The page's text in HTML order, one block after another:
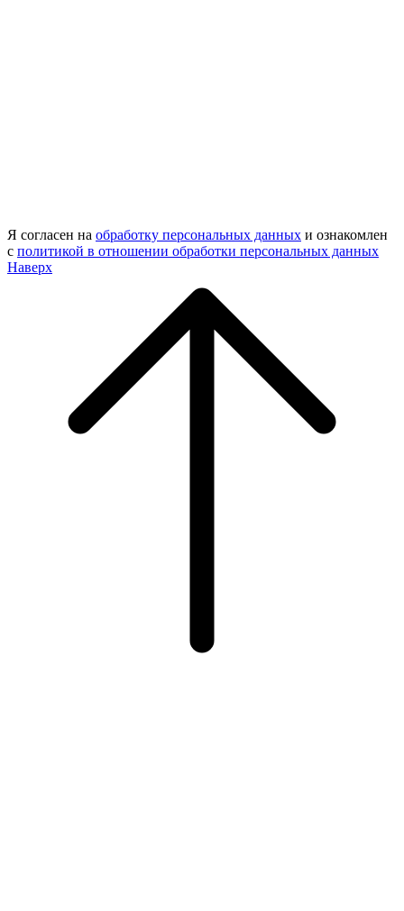
Я согласен на обработку персональных данных и ознакомлен
с политикой в отношении обработки персональных данных
Наверх